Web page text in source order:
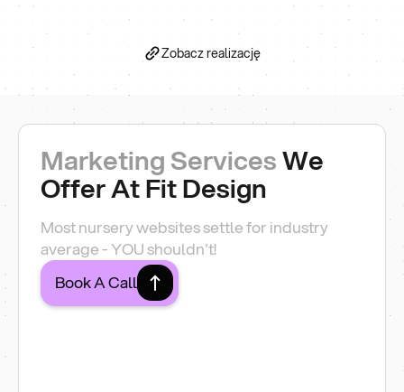
Zobacz realizację
Marketing ServicesWe
Offer At Fit Design
Most nursery websites settle for industry
average - YOU shouldn't!
Book A Call